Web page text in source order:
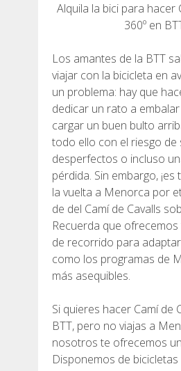
RUTA POR EL INTERIOR
TRAIL RUNNING
8 ETAPAS
7 ETAPAS
6 ETAPAS
5 ETAPAS
4 ETAPAS
NON-STOP
Alquila la bici para hacer
360º en
Los amantes de la BTT
viajar con la bicicleta en
un problema: hay que
dedicar un rato a
cargar un buen bulto
todo ello con el riesgo de
desperfectos o incluso
pérdida. Sin embargo,
la vuelta a Menorca por
de del Camí de Cavalls
Recuerda que
de recorrido para
como los programas de
más asequibles.
Si quieres hacer Camí de
BTT, pero no viajas a
nosotros te ofrecemos
Disponemos de